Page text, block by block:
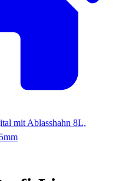
mit Ablasshahn 8L,